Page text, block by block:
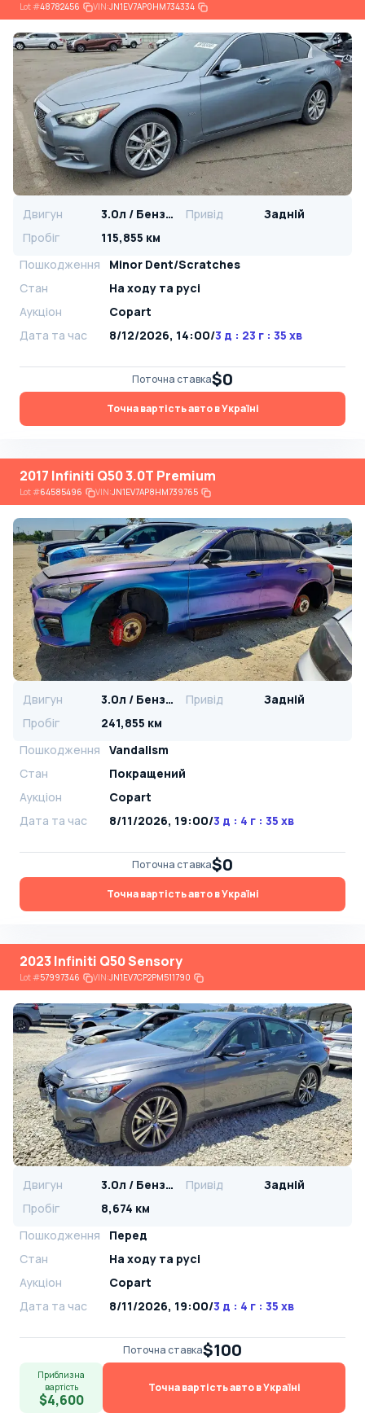
Lot#48782456 VIN:JN1EV7AP0HM734334
Двигун 3.0л / Бензин Привід
Задній
Пробіг
115,855 км
Пошкодження
Minor Dent/Scratches
Стан
На ​​ходу та русі
Аукціон
Copart
Дата та час
8/12/2026, 14:00/3 д : 23 г : 35 хв
Поточна ставка$0
Точна вартість авто в Україні
2017 Infiniti Q50 3.0T Premium
Lot#64585496 VIN:JN1EV7AP8HM739765
Двигун 3.0л / Бензин Привід
Задній
Пробіг
241,855 км
Пошкодження
Vandalism
Стан
Покращений
Аукціон
Copart
Дата та час
8/11/2026, 19:00/3 д : 4 г : 35 хв
Поточна ставка$0
Точна вартість авто в Україні
2023 Infiniti Q50 Sensory
Lot#57997346 VIN:JN1EV7CP2PM511790
Двигун 3.0л / Бензин Привід
Задній
Пробіг
8,674 км
Пошкодження
Перед
Стан
На ​​ходу та русі
Аукціон
Copart
Дата та час
8/11/2026, 19:00/3 д : 4 г : 35 хв
Поточна ставка$100
Приблизна
вартість
$4,600
Точна вартість авто в Україні